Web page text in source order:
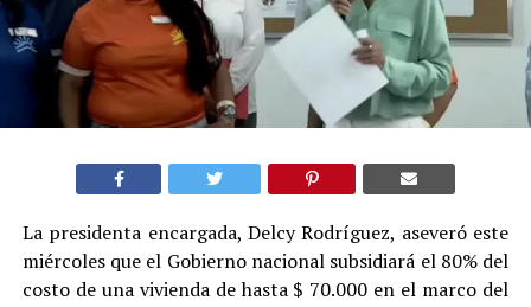
La presidenta encargada, Delcy Rodríguez, aseveró este
miércoles que el Gobierno nacional subsidiará el 80% del
costo de una vivienda de hasta $ 70.000 en el marco del